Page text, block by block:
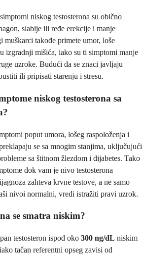
niskog testosterona su obično
slabije ili ređe erekcije i manje
muškarci takođe primete umor, loše
izgradnji mišića, iako su ti simptomi manje
uzroke. Budući da se znaci javljaju
ili pripisati starenju i stresu.
niskog testosterona sa
poput umora, lošeg raspoloženja i
se sa mnogim stanjima, uključujući
sa štitnom žlezdom i dijabetes. Tako
dok vam je nivo testosterona
zahteva krvne testove, a ne samo
nivoi normalni, vredi istražiti pravi uzrok.
se smatra niskim?
testosteron ispod oko 300 ng/dL niskim
tačan referentni opseg zavisi od